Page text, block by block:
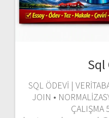
Sql
SQL ÖDEVİ |
JOIN •
ÇALIŞMA